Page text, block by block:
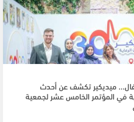
ميديكير تكشف عن أحدث
في المؤتمر الخامس عشر لجمعية